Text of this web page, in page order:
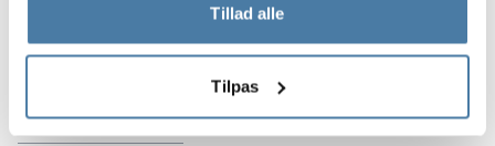
Tillad alle
Tilpas
Materialer og farver